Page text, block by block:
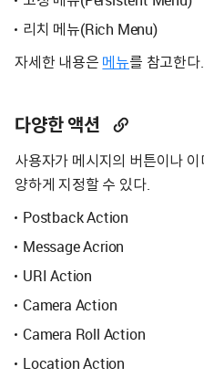
리치 메뉴(Rich Menu)
자세한 내용은 메뉴를 참고한다.
다양한 액션
사용자가 메시지의 버튼이나
양하게 지정할 수 있다.
Postback Action
Message Acrion
URI Action
Camera Action
Camera Roll Action
Location Action